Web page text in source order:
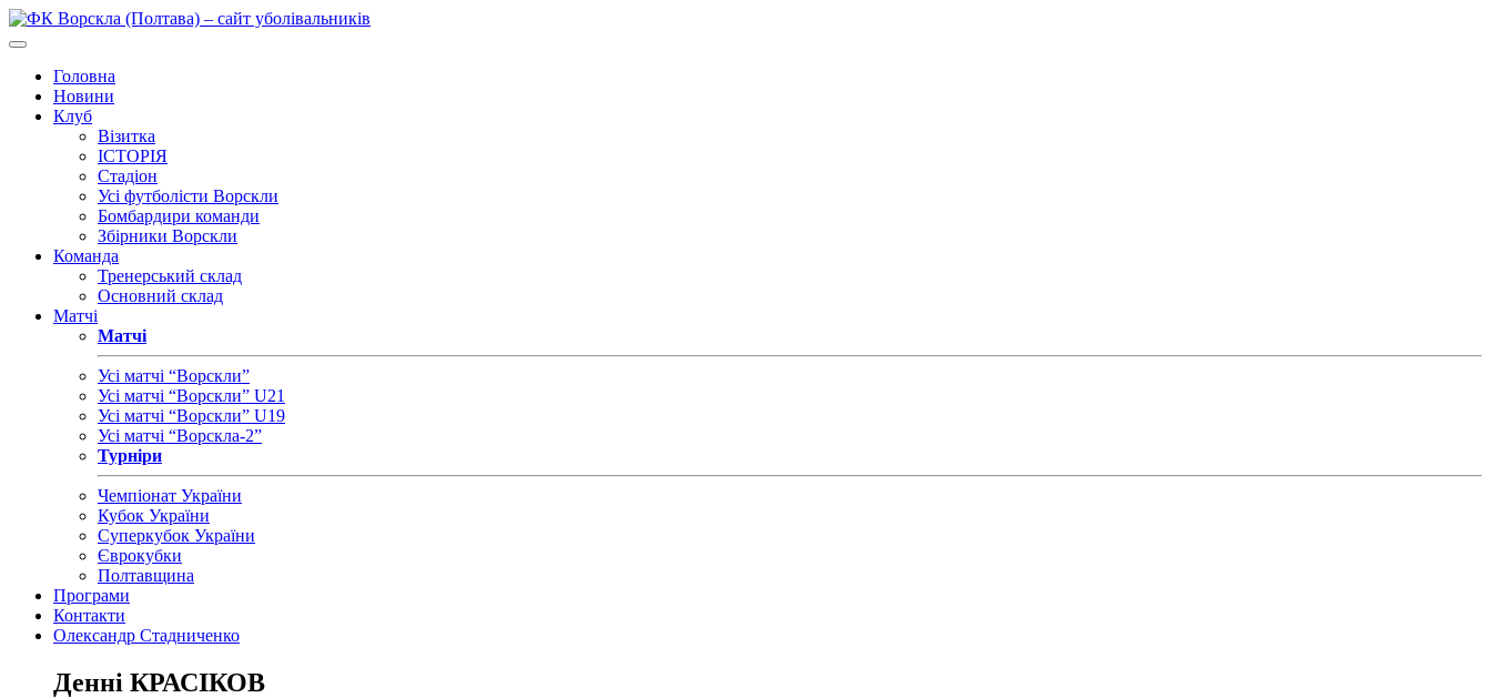
Головна
Новини
Клуб
Візитка
ІСТОРІЯ
Стадіон
Усі футболісти Ворскли
Бомбардири команди
Збірники Ворскли
Команда
Тренерський склад
Основний склад
Матчі
Матчі
Усі матчі “Ворскли”
Усі матчі “Ворскли” U21
Усі матчі “Ворскли” U19
Усі матчі “Ворскла-2”
Турніри
Чемпіонат України
Кубок України
Суперкубок України
Єврокубки
Полтавщина
Програми
Контакти
Олександр Стадниченко
Денні КРАСІКОВ